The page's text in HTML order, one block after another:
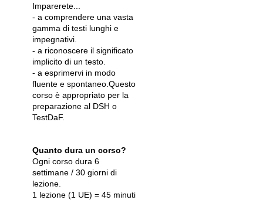
Imparerete...
- a comprendere una vasta
gamma di testi lunghi e
impegnativi.
- a riconoscere il significato
implicito di un testo.
- a esprimervi in modo
fluente e spontaneo.Questo
corso è appropriato per la
preparazione al DSH o
TestDaF.
Quanto dura un corso?
Ogni corso dura 6
settimane / 30 giorni di
lezione.
1 lezione (1 UE) = 45 minuti